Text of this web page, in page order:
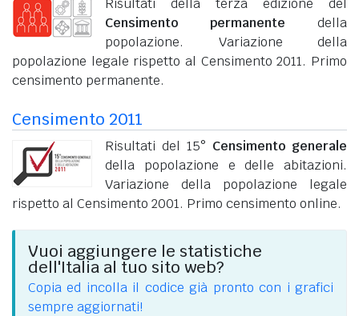
Risultati della terza edizione del
Censimento permanente della
popolazione. Variazione della
popolazione legale rispetto al Censimento 2011. Primo
censimento permanente.
Censimento 2011
Risultati del 15° Censimento generale
della popolazione e delle abitazioni.
Variazione della popolazione legale
rispetto al Censimento 2001. Primo censimento online.
Vuoi aggiungere le statistiche
dell'Italia al tuo sito web?
Copia ed incolla il codice già pronto con i grafici
sempre aggiornati!